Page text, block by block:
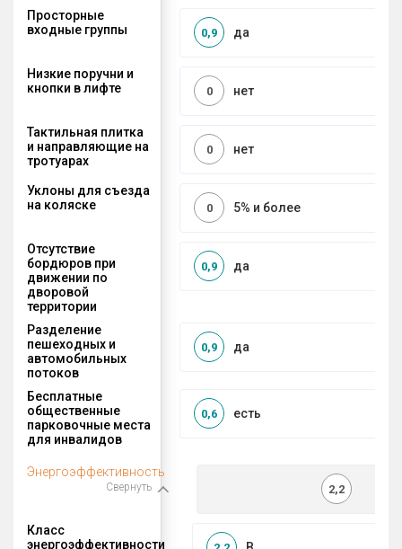
Просторные
входные группы
да
0,9
Низкие поручни и
кнопки в лифте
нет
0
Тактильная плитка
и направляющие на
тротуарах
нет
0
Уклоны для съезда
на коляске
5% и более
0
Отсутствие
бордюров при
движении по
дворовой
территории
да
0,9
Разделение
пешеходных и
автомобильных
потоков
да
0,9
Бесплатные
общественные
парковочные места
для инвалидов
есть
0,6
Энергоэффективность
Свернуть 2,2
Класс
энергоэффективности